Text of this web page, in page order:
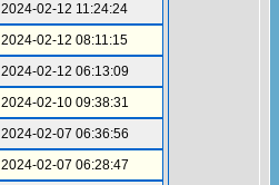
2024-02-12 11:24:24
2024-02-12 08:11:15
2024-02-12 06:13:09
2024-02-10 09:38:31
2024-02-07 06:36:56
2024-02-07 06:28:47